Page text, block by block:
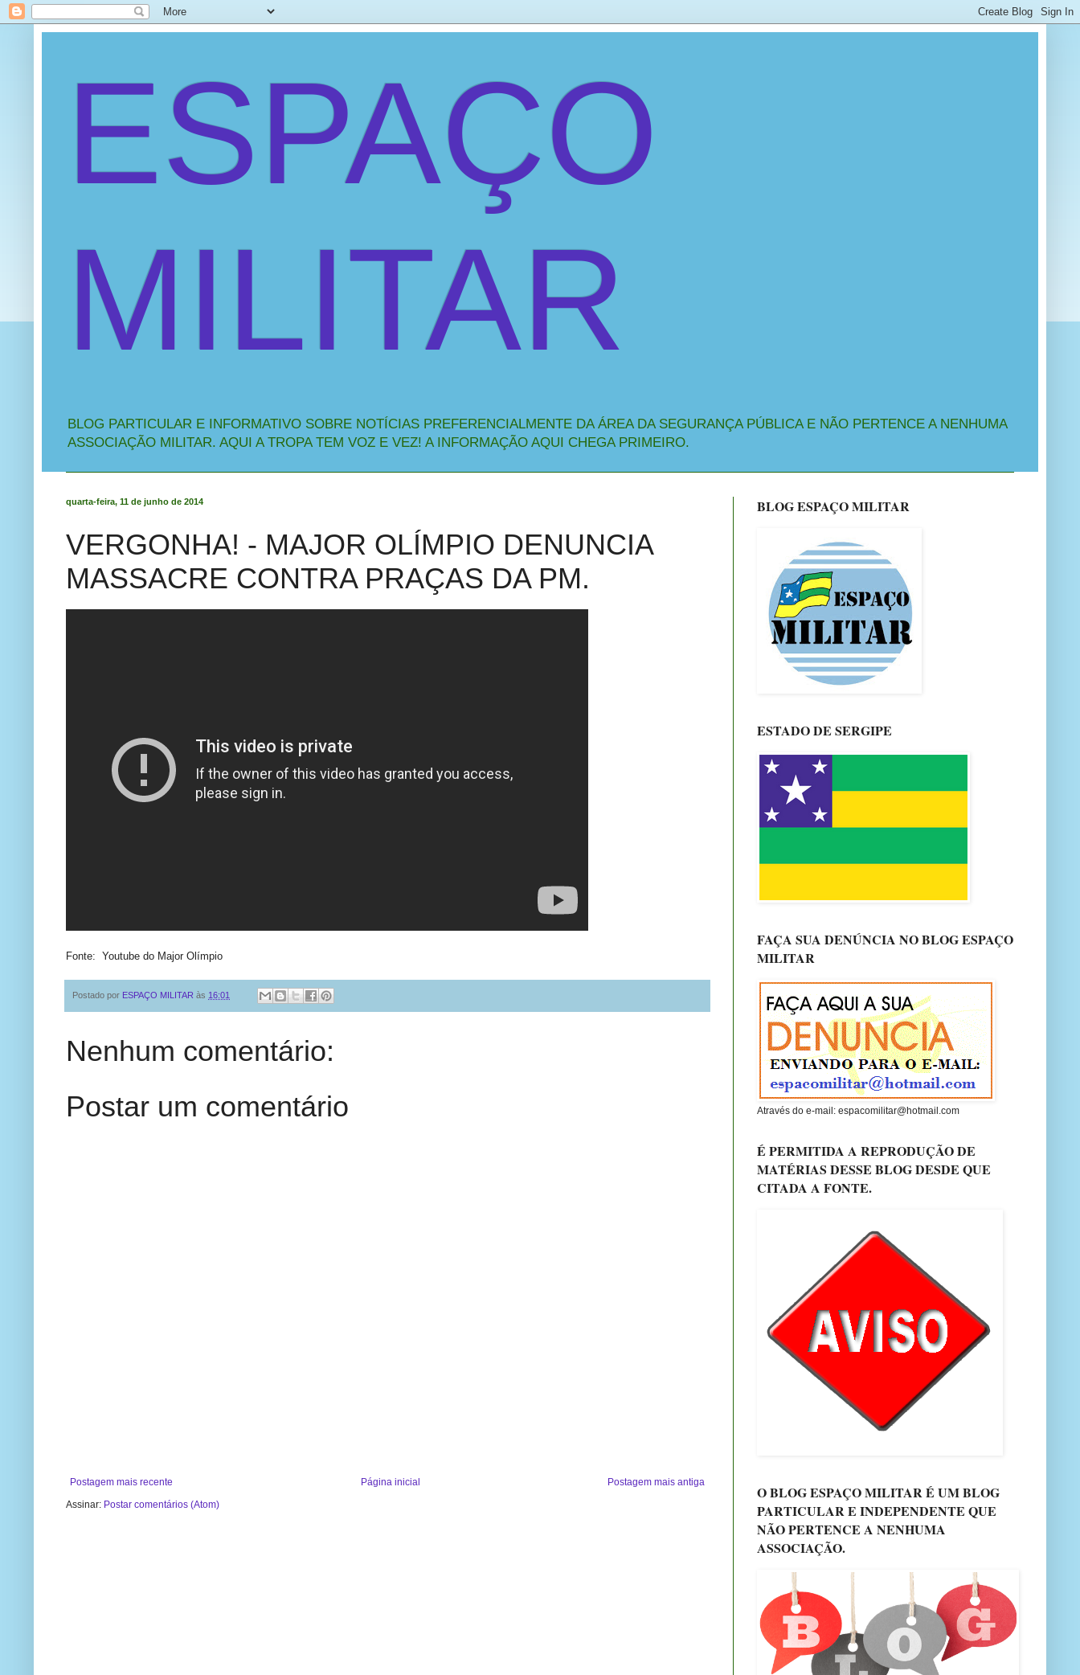
ESPAÇO
MILITAR
BLOG PARTICULAR E INFORMATIVO SOBRE NOTÍCIAS PREFERENCIALMENTE DA ÁREA DA SEGURANÇA PÚBLICA E NÃO PERTENCE A NENHUMA
ASSOCIAÇÃO MILITAR. AQUI A TROPA TEM VOZ E VEZ! A INFORMAÇÃO AQUI CHEGA PRIMEIRO.
quarta-feira, 11 de junho de 2014
VERGONHA! - MAJOR OLÍMPIO DENUNCIA
MASSACRE CONTRA PRAÇAS DA PM.
Fonte: Youtube do Major Olímpio
Postado por ESPAÇO MILITAR às 16:01
Nenhum comentário:
Postar um comentário
Postagem mais recente Postagem mais antiga
Página inicial
Assinar: Postar comentários (Atom)
BLOG ESPAÇO MILITAR
ESTADO DE SERGIPE
FAÇA SUA DENÚNCIA NO BLOG ESPAÇO
MILITAR
Através do e-mail: espacomilitar@hotmail.com
É PERMITIDA A REPRODUÇÃO DE
MATÉRIAS DESSE BLOG DESDE QUE
CITADA A FONTE.
O BLOG ESPAÇO MILITAR É UM BLOG
PARTICULAR E INDEPENDENTE QUE
NÃO PERTENCE A NENHUMA
ASSOCIAÇÃO.